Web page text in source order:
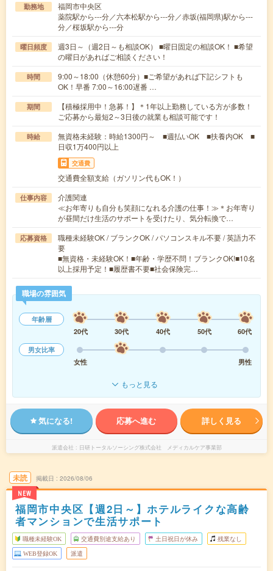
勤務地
福岡市中央区
薬院駅から---分／六本松駅から---分／赤坂(福岡県)駅から---
分／桜坂駅から---分
曜日頻度
週3日～（週2日～も相談OK） ■曜日固定の相談OK！ ■希望
の曜日があればご相談ください！
時間
9:00～18:00（休憩60分）■ご希望があれば下記シフトも
OK！早番 7:00～16:00遅番 …
期間
【積極採用中！急募！】＊1年以上勤務している方が多数！
ご応募から最短2～3日後の就業も相談可能です！
時給
無資格未経験：時給1300円～ ■週払いOK ■扶養内OK ■
日収1万400円以上
交通費
交通費全額支給（ガソリン代もOK！）
仕事内容
介護関連
≪お年寄りも自分も笑顔になれる介護の仕事！≫＊お年寄り
が昼間だけ生活のサポートを受けたり、気分転換で…
応募資格
職種未経験OK / ブランクOK / パソコンスキル不要 / 英語力不
要
■無資格・未経験OK！■年齢・学歴不問！ブランクOK!■10名
以上採用予定！■履歴書不要■社会保険完…
職場の雰囲気
年齢層
20代
30代 40代 50代
60代
男女比率
女性
男性
もっと見る
気になる! 応募へ進む 詳しく見る
派遣会社 日研トータルソーシング株式会社 メディカルケア事業部
未読
NEW
掲載日 2026/08/06
福岡市中央区【週2日～】ホテルライクな高齢
者マンションで生活サポート
職種未経験OK 交通費別途支給あり 土日祝日が休み 残業なし
WEB登録OK 派遣